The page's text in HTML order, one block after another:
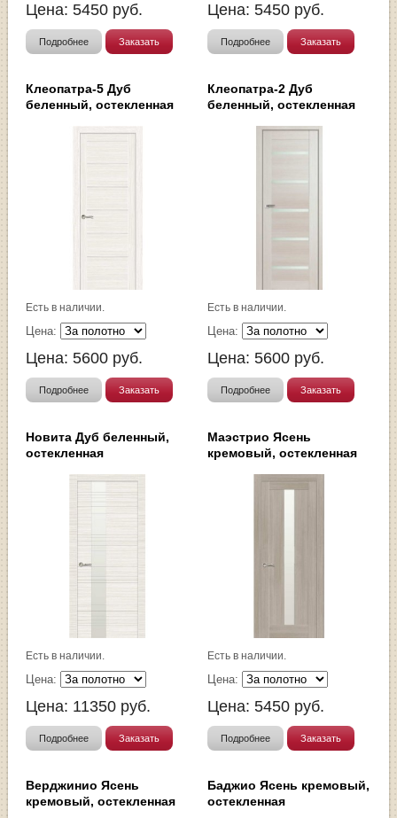
Цена:5450 руб.
Подробнее Заказать
Цена: 5450 руб.
Подробнее Заказать
Клеопатра-5 Дуб
беленный, остекленная
Есть в наличии.
Цена:
Цена:5600 руб.
Подробнее Заказать
Клеопатра-2 Дуб
беленный, остекленная
Есть в наличии.
Цена:
Цена: 5600 руб.
Подробнее Заказать
Новита Дуб беленный,
остекленная
Есть в наличии.
Цена:
Цена: 11350 руб.
Подробнее Заказать
Маэстрио Ясень
кремовый, остекленная
Есть в наличии.
Цена:
Цена: 5450 руб.
Подробнее Заказать
Верджинио Ясень
кремовый, остекленная
Баджио Ясень кремовый,
остекленная